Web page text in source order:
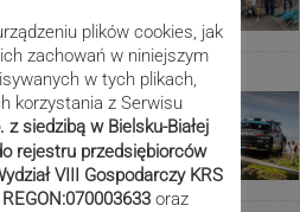
Dodała, że
plików cookies, jak
zachowań w niniejszym
w tych plikach,
korzystania z Serwisu
siedzibą w Bielsku-Białej
rejestru przedsiębiorców
VIII Gospodarczy KRS
oraz